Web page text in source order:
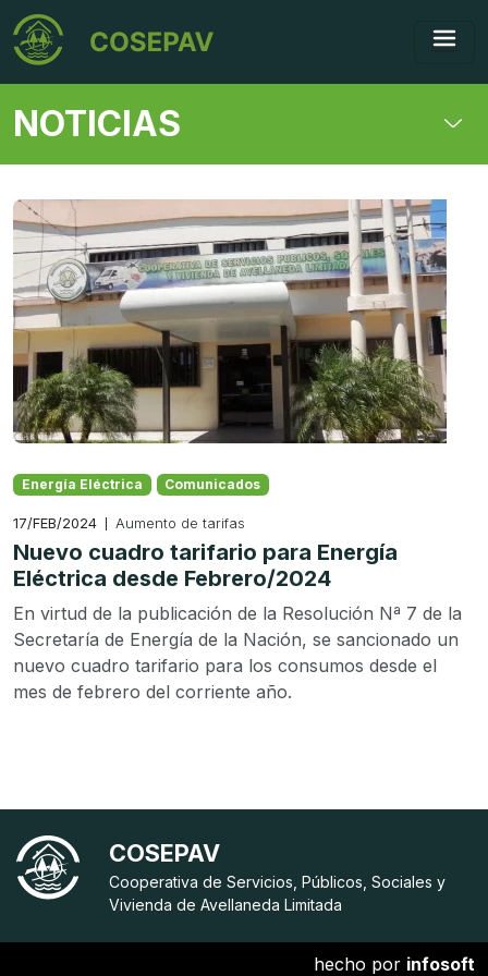
NOTICIAS
Energía Eléctrica Comunicados
17/FEB/2024 Aumento de tarifas
Nuevo cuadro tarifario para Energía
Eléctrica desde Febrero/2024
En virtud de la publicación de la Resolución Nª 7 de la
Secretaría de Energía de la Nación, se sancionado un
nuevo cuadro tarifario para los consumos desde el
mes de febrero del corriente año.
COSEPAV
Cooperativa de Servicios, Públicos, Sociales y
Vivienda de Avellaneda Limitada
hecho por infosoft